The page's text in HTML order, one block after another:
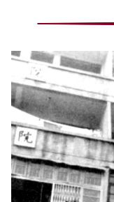
《新亞．新知》
社交媒體專欄
《新亞簡訊》